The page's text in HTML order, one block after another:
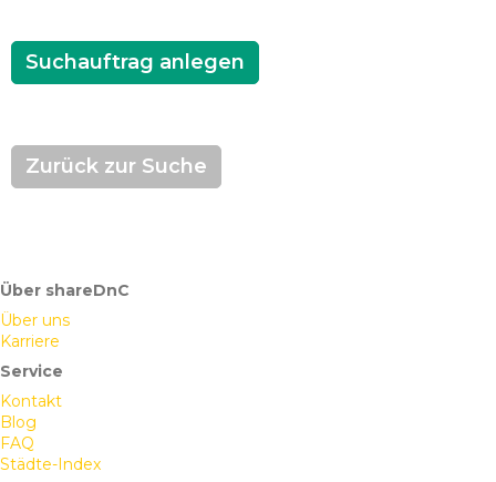
Suchauftrag anlegen
Zurück zur Suche
Über shareDnC
Über uns
Karriere
Service
Kontakt
Blog
FAQ
Städte-Index